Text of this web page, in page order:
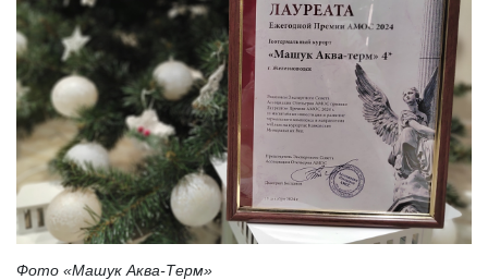
Фото «Машук Аква-Терм»